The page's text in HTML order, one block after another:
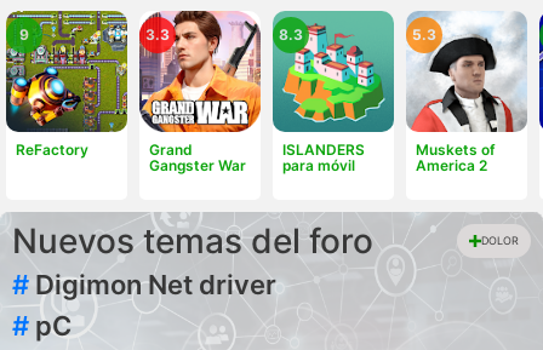
ReFactory
9
Grand
Gangster War
3.3
ISLANDERS
para móvil
8.3
Muskets of
America 2
5.3
Nuevos temas del foro DOLOR
# Digimon Net driver
# pC